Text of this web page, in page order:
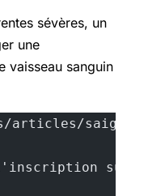
sévères, un
une
vaisseau sanguin
articles/
sur